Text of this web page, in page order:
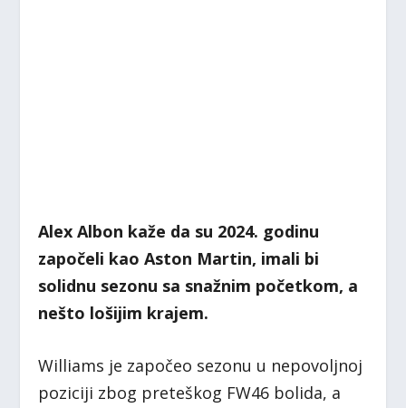
Alex Albon kaže da su 2024. godinu
započeli kao Aston Martin, imali bi
solidnu sezonu sa snažnim početkom, a
nešto lošijim krajem.
Williams je započeo sezonu u nepovoljnoj
poziciji zbog preteškog FW46 bolida, a